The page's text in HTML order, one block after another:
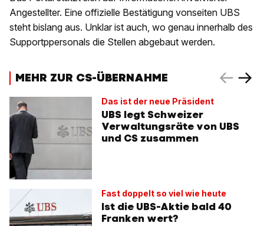
Angestellter. Eine offizielle Bestätigung vonseiten UBS
steht bislang aus. Unklar ist auch, wo genau innerhalb des
Supportppersonals die Stellen abgebaut werden.
MEHR ZUR CS-ÜBERNAHME
Das ist der neue Präsident
UBS legt Schweizer
Verwaltungsräte von UBS
und CS zusammen
Fast doppelt so viel wie heute
Ist die UBS-Aktie bald 40
Franken wert?